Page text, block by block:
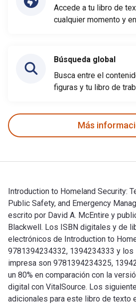
Accede a tu libro de
cualquier momento y
Búsqueda global
Busca entre el
figuras y tu libro de
Más
Introduction to Homeland Security:
Public Safety, and Emergency
escrito por David A. McEntire y
Blackwell. Los ISBN digitales y de
electrónicos de Introduction to
9781394234332, 1394234333 y los
impresa son 9781394234325,
un 80% en comparación con la
digital con VitalSource. Los
adicionales para este libro de texto